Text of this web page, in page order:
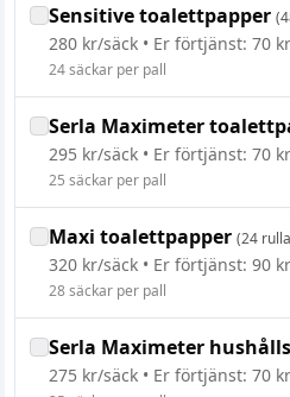
Sensitive toalettpapper (
280 kr/säck • Er förtjänst: 70 kr
24säckar per pall
Serla Maximeter
295 kr/säck • Er förtjänst: 70 kr
25 säckar per pall
Maxi toalettpapper (24
320 kr/säck • Er förtjänst: 90 kr
28säckar per pall
Serla Maximeter
275 kr/säck • Er förtjänst: 70 kr